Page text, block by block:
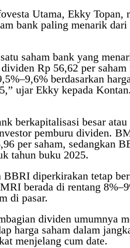
Utama, Ekky Topan,
bank paling menarik
saham bank yang
Rp 56,62 per saham
berdasarkan
ujar Ekky kepada
berkapitalisasi besar
pemburu dividen.
per saham, sedangkan
tahun buku 2025.
diperkirakan tetap
berada di rentang
di pasar.
dividen umumnya
harga saham dalam
menjelang cum date.